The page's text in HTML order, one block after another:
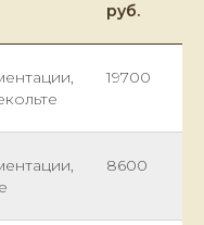
руб.
19700
8600